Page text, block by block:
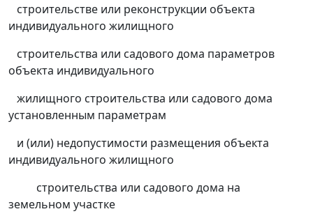
строительстве или реконструкции объекта
индивидуального жилищного
строительства или садового дома параметров
объекта индивидуального
жилищного строительства или садового дома
установленным параметрам
и (или) недопустимости размещения объекта
индивидуального жилищного
строительства или садового дома на
земельном участке